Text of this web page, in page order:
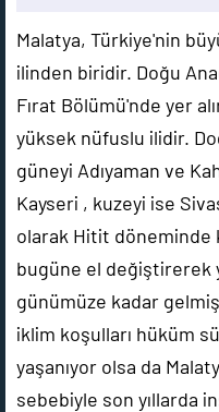
Malatya, Türkiye'nin
ilinden biridir. Doğu
Fırat Bölümü'nde yer
yüksek nüfuslu ilidir.
güneyi Adıyaman ve
Kayseri , kuzeyi ise
olarak Hitit döneminde
bugüne el değiştirerek
günümüze kadar
iklim koşulları hüküm
yaşanıyor olsa da
sebebiyle son yıllarda